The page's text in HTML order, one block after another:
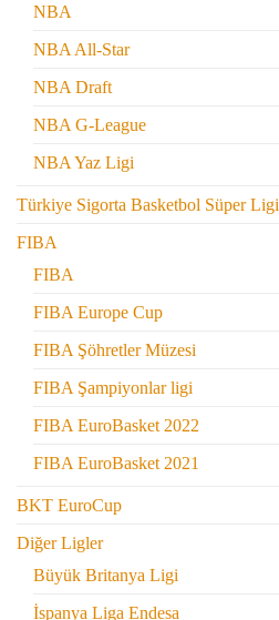
NBA
NBA All-Star
NBA Draft
NBA G-League
NBA Yaz Ligi
Türkiye Sigorta Basketbol Süper Ligi
FIBA
FIBA
FIBA Europe Cup
FIBA Şöhretler Müzesi
FIBA Şampiyonlar ligi
FIBA EuroBasket 2022
FIBA EuroBasket 2021
BKT EuroCup
Diğer Ligler
Büyük Britanya Ligi
İspanya Liga Endesa